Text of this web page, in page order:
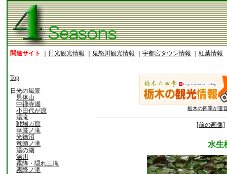
関連サイト 日光観光情報 鬼怒川観光情報 宇都宮タウン情報 紅葉情報
Top
日光の風景
男体山
中禅寺湖
小田代が原
湯滝
戦場ガ原
華厳ノ滝
光徳沼
竜頭ノ滝
湯の湖
湯川
霧降・隠れ三滝
霧降ノ滝
栃木の四季が運
[前の画像]
水生